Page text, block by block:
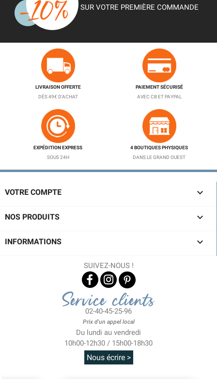
SUR VOTRE PREMIÈRE COMMANDE
LIVRAISON OFFERTE
DÈS 49€ D'ACHAT
PAIEMENT SÉCURISÉ
AVEC CB ET PAYPAL
EXPÉDITION EXPRESS
SOUS 24H
4 BOUTIQUES PHYSIQUES
DANS LE GRAND OUEST
VOTRE COMPTE 
NOS PRODUITS 
INFORMATIONS 
SUIVEZ-NOUS !
Service clients
02-40-45-25-96
Prix d'un appel local
Du lundi au vendredi
10h00-12h30 / 15h00-18h30
Nous écrire >